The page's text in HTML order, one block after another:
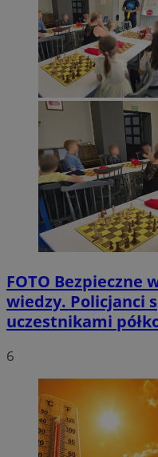
FOTO Bezpieczne
wiedzy. Policjanci
uczestnikami
6